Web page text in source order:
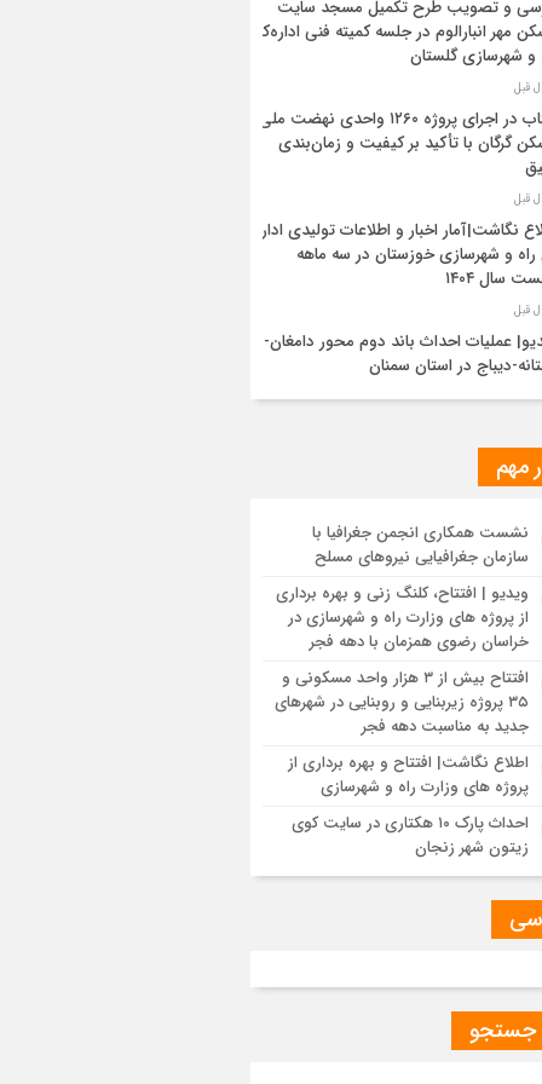
و تصویب طرح تکمیل مسجد سایت
مهر انبارالوم در جلسه کمیته فنی اداره‌کل
و شهرسازی گلستان
شتاب در اجرای پروژه ۱۲۶۰ واحدی نهضت ملی
گرگان با تأکید بر کیفیت و زمان‌بندی
نگاشت|آمار اخبار و اطلاعات تولیدی اداره
و شهرسازی خوزستان در سه ماهه
سال ۱۴۰۴
عملیات احداث باند دوم محور دامغان-
دیباج در استان سمنان
نگاشت | اقدامات حوزه نظارت عالیه اداره
مهندسی و مقررات ملی و کنترل ساختمان
و شهرسازی گلستان
مسائل مربوط به تأمین زمین و ساخت
ایثارگران در شهرهای جدید بهارستان و
میدانی و نشست تخصصی با
مدیران دفاتر فنی و شهرسازی سازمان
زمین و مسکن به‌منظور رفع موانع پروژه
مسکن داراب
میان دستگاه‌های خدمات‌رسان، محور
مدیرکل راه و شهرسازی و مدیرعامل برق
در پروژه باند دوم باباحیدر_ چلگرد، به
اخذ اعتبارات ماده ۲۳
مهم
نشست همکاری انجمن جغرافیا با
سازمان جغرافیایی نیروهای مسلح
ویدیو | افتتاح، کلنگ زنی و بهره برداری
از پروژه های وزارت راه و شهرسازی در
خراسان رضوی همزمان با دهه فجر
افتتاح بیش از ۳ هزار واحد مسکونی و
۳۵ پروژه زیربنایی و روبنایی در شهرهای
جدید به مناسبت دهه فجر
اطلاع نگاشت| افتتاح و بهره برداری از
پروژه های وزارت راه و شهرسازی
احداث پارک ۱۰ هکتاری در سایت کوی
زیتون شهر زنجان
جستجو